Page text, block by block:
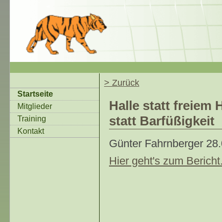
Startseite
Mitglieder
Training
Kontakt
> Zurück
Halle statt freiem
statt Barfüßigkeit
Günter Fahrnberger
Hier geht's zum